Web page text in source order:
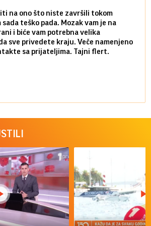
na ono što niste završili tokom
teško pada. Mozak vam je na
i biće vam potrebna velika
sve privedete kraju. Veče namenjeno
sa prijateljima. Tajni flert.